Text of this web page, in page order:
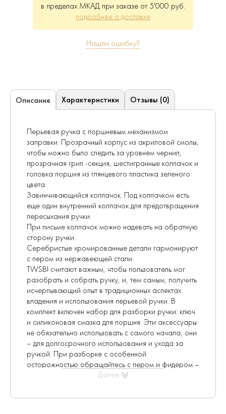
в пределах МКАД при заказе от 5'000 руб.
подробнее о доставке
Нашли ошибку?
Описание Характеристики Отзывы (0)
Перьевая ручка с поршневым механизмом
заправки. Прозрачный корпус из акриловой смолы,
чтобы можно было следить за уровнем чернил,
прозрачная грип -секция, шестигранные колпачок и
головка поршня из глянцевого пластика зеленого
цвета.
Завинчивающийся колпачок. Под колпачком есть
еще один внутренний колпачок для предотвращения
пересыхания ручки.
При письме колпачок можно надевать на обратную
сторону ручки.
Серебристые хромированные детали гармонируют
с пером из нержавеющей стали.
TWSBI считают важным, чтобы пользователь мог
разобрать и собрать ручку, и, тем самым, получить
исчерпывающий опыт в традиционных аспектах
владения и использования перьевой ручки. В
комплект включен набор для разборки ручки: ключ
и силиконовая смазка для поршня. Эти аксессуары
не обязательно использовать с самого начала, они
– для долгосрочного использования и ухода за
ручкой. При разборке с особенной
осторожностью обращайтесь с пером и фидером –
это хрупкие детали. В Интернете можно найти
Поршневой механизм заправки работает
Далее